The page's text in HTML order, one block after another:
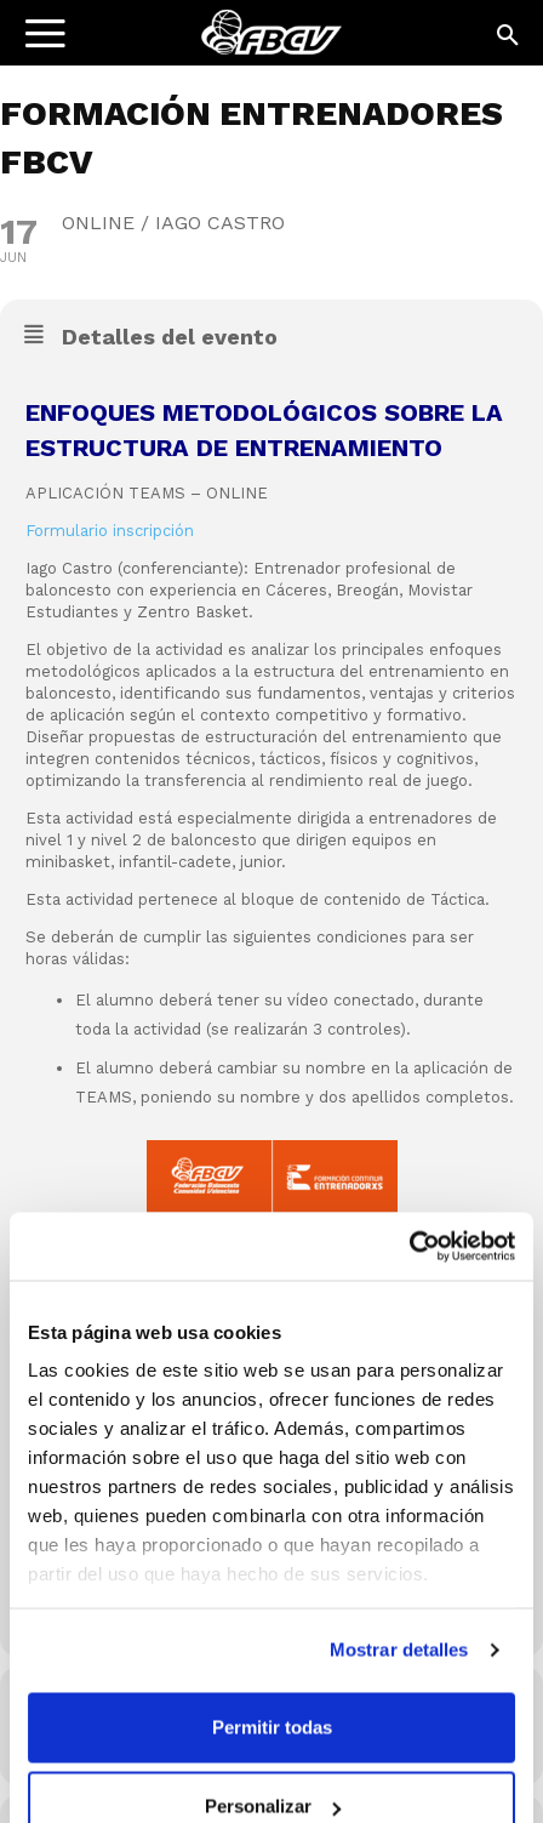
Esta página web usa cookies
Las cookies de este sitio web se usan para personalizar
el contenido y los anuncios, ofrecer funciones de redes
sociales y analizar el tráfico. Además, compartimos
información sobre el uso que haga del sitio web con
nuestros partners de redes sociales, publicidad y análisis
web, quienes pueden combinarla con otra información
que les haya proporcionado o que hayan recopilado a
partir del uso que haya hecho de sus servicios.
Mostrar detalles
Permitir todas
Personalizar
FORMACIÓN ENTRENADORES
FBCV
17
JUN
ONLINE / IAGO CASTRO
Detalles del evento
ENFOQUES METODOLÓGICOS SOBRE LA
ESTRUCTURA DE ENTRENAMIENTO
APLICACIÓN TEAMS – ONLINE
Formulario inscripción
Iago Castro (conferenciante): Entrenador profesional de
baloncesto con experiencia en Cáceres, Breogán, Movistar
Estudiantes y Zentro Basket.
El objetivo de la actividad es analizar los principales enfoques
metodológicos aplicados a la estructura del entrenamiento en
baloncesto, identificando sus fundamentos, ventajas y criterios
de aplicación según el contexto competitivo y formativo.
Diseñar propuestas de estructuración del entrenamiento que
integren contenidos técnicos, tácticos, físicos y cognitivos,
optimizando la transferencia al rendimiento real de juego.
Esta actividad está especialmente dirigida a entrenadores de
nivel 1 y nivel 2 de baloncesto que dirigen equipos en
minibasket, infantil-cadete, junior.
Esta actividad pertenece al bloque de contenido de Táctica.
Se deberán de cumplir las siguientes condiciones para ser
horas válidas:
El alumno deberá tener su vídeo conectado, durante
toda la actividad (se realizarán 3 controles).
El alumno deberá cambiar su nombre en la aplicación de
TEAMS, poniendo su nombre y dos apellidos completos.